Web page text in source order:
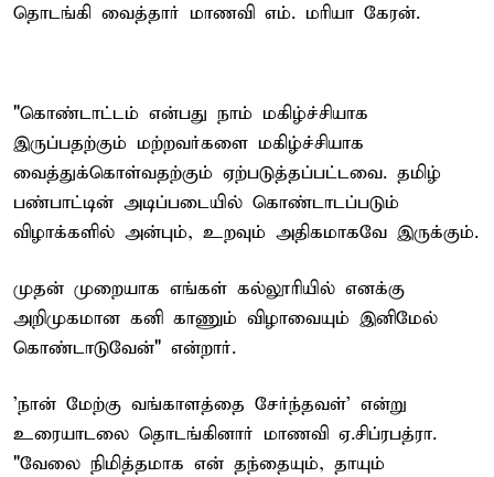
தொடங்கி வைத்தார் மாணவி எம். மரியா கேரன்.
"கொண்டாட்டம் என்பது நாம் மகிழ்ச்சியாக
இருப்பதற்கும் மற்றவர்களை மகிழ்ச்சியாக
வைத்துக்கொள்வதற்கும் ஏற்படுத்தப்பட்டவை. தமிழ்
பண்பாட்டின் அடிப்படையில் கொண்டாடப்படும்
விழாக்களில் அன்பும், உறவும் அதிகமாகவே இருக்கும்.
முதன் முறையாக எங்கள் கல்லூரியில் எனக்கு
அறிமுகமான கனி காணும் விழாவையும் இனிமேல்
கொண்டாடுவேன்" என்றார்.
'நான் மேற்கு வங்காளத்தை சேர்ந்தவள்' என்று
உரையாடலை தொடங்கினார் மாணவி ஏ.சிப்ரபத்ரா.
"வேலை நிமித்தமாக என் தந்தையும், தாயும்